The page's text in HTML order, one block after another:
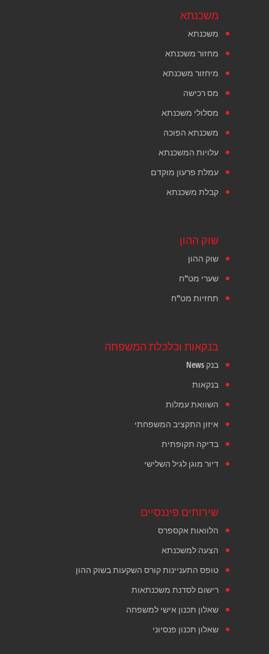
משכנתא
משכנתא
מחזור משכנתא
מיחזור משכנתא
מס רכישה
מסלולי משכנתא
משכנתא הפוכה
עלויות המשכנתא
עמלת פרעון מוקדם
קבלת משכנתא
שוק ההון
שוק ההון
שערי מט"ח
תחזיות מט"ח
בנקאות וכלכלת המשפחה
בנק News
בנקאות
השוואת עמלות
איזון התקציב המשפחתי
בדיקה תקופתית
דיור מוגן לגיל השלישי
שירותים פיננסיים
הלוואות אקספרס
הצעה למשכנתא
טופס התעניינות קורס השקעות בשוק ההון
רישום לסדנת משכנתאות
שאלון תכנון אישי למשפחה
שאלון תכנון פנסיוני